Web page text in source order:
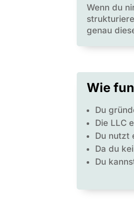
Wenn du
genau
Wie
Du
Die LLC
Du nutzt
Da du
Du